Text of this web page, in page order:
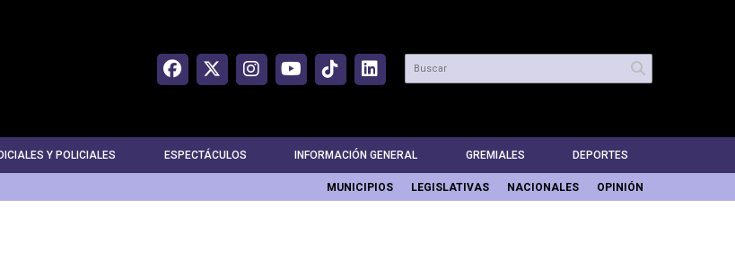
Y POLICIALES ESPECTÁCULOS INFORMACIÓN GENERAL GREMIALES DEPORTES
MUNICIPIOS LEGISLATIVAS NACIONALES OPINIÓN